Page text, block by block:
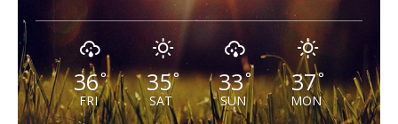
36°
FRI
35°
SAT
33°
SUN
37°
MON